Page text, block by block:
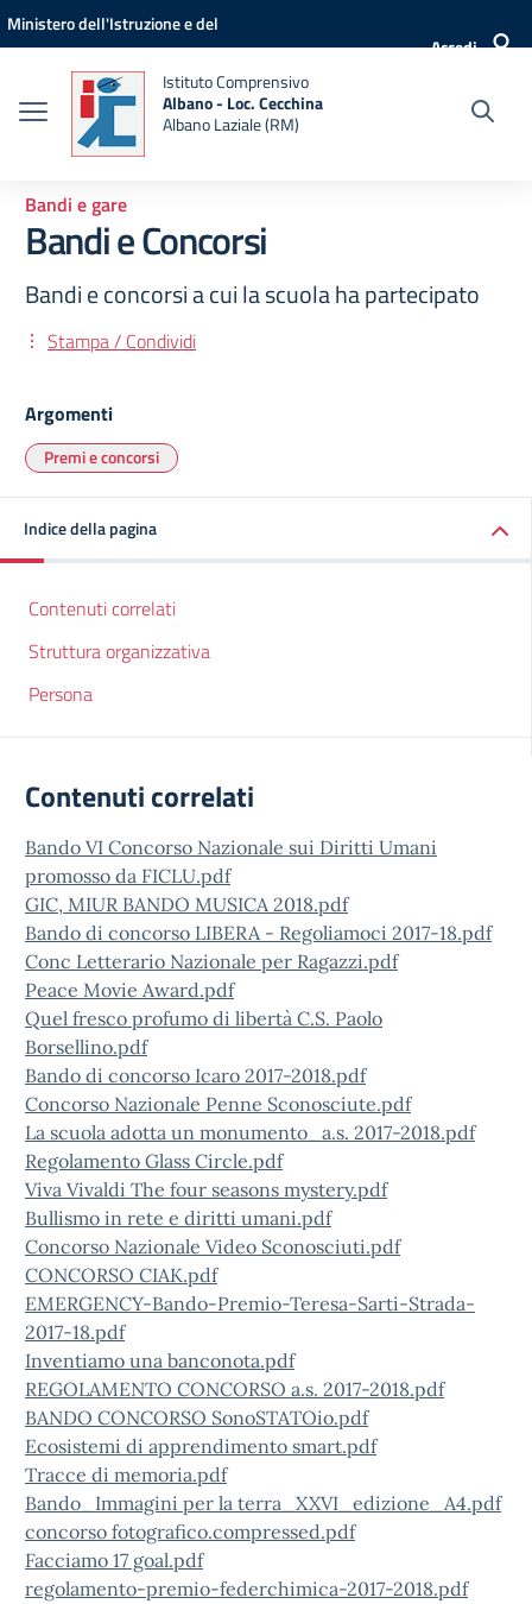
Vai ai contenuti
Vai al menu di navigazione
Vai al footer
Ministero dell'Istruzione e del
Accedi
Istituto Comprensivo
Albano - Loc. Cecchina
Albano Laziale (RM)
Bandi e gare
Bandi e Concorsi
Bandi e concorsi a cui la scuola ha partecipato
Stampa / Condividi
Argomenti
Premi e concorsi
Indice della pagina
Contenuti correlati
Struttura organizzativa
Persona
Contenuti correlati
Bando VI Concorso Nazionale sui Diritti Umani
promosso da FICLU.pdf
GIC, MIUR BANDO MUSICA 2018.pdf
Bando di concorso LIBERA - Regoliamoci 2017-18.pdf
Conc Letterario Nazionale per Ragazzi.pdf
Peace Movie Award.pdf
Quel fresco profumo di libertà C.S. Paolo
Borsellino.pdf
Bando di concorso Icaro 2017-2018.pdf
Concorso Nazionale Penne Sconosciute.pdf
La scuola adotta un monumento_a.s. 2017-2018.pdf
Regolamento Glass Circle.pdf
Viva Vivaldi The four seasons mystery.pdf
Bullismo in rete e diritti umani.pdf
Concorso Nazionale Video Sconosciuti.pdf
CONCORSO CIAK.pdf
EMERGENCY-Bando-Premio-Teresa-Sarti-Strada-
2017-18.pdf
Inventiamo una banconota.pdf
REGOLAMENTO CONCORSO a.s. 2017-2018.pdf
BANDO CONCORSO SonoSTATOio.pdf
Ecosistemi di apprendimento smart.pdf
Tracce di memoria.pdf
Bando_Immagini per la terra_XXVI_edizione_A4.pdf
concorso fotografico.compressed.pdf
Facciamo 17 goal.pdf
regolamento-premio-federchimica-2017-2018.pdf